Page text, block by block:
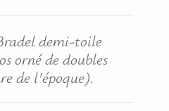
demi-toile
orné de doubles
de l'époque).